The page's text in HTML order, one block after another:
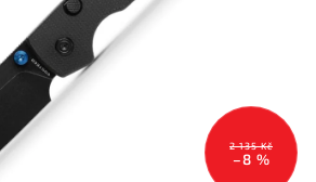
2 135 Kč
–8 %